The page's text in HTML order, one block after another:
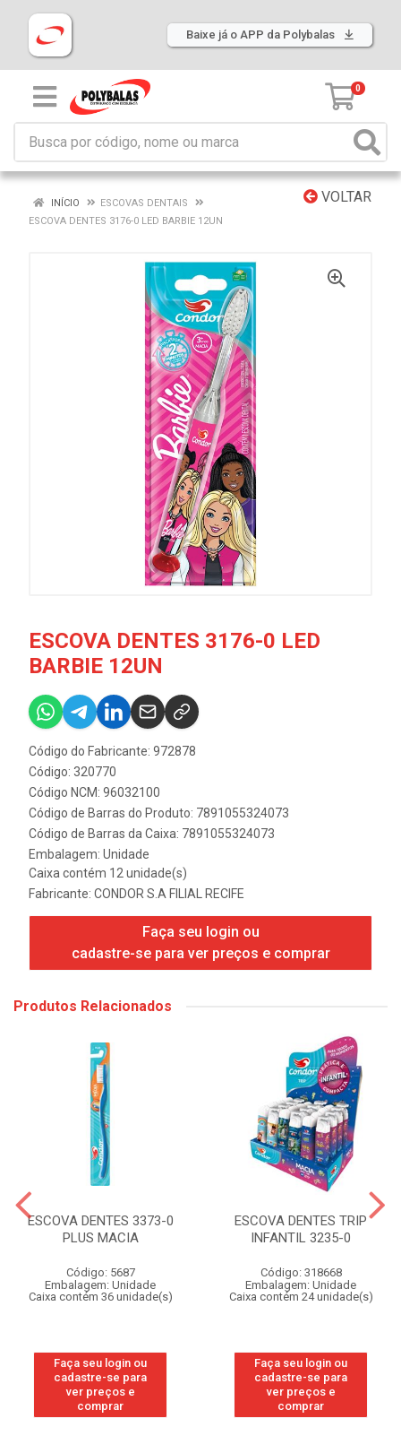
Baixe já o APP da Polybalas
0
VOLTAR
INÍCIO
ESCOVAS DENTAIS
ESCOVA DENTES 3176-0 LED BARBIE 12UN
ESCOVA DENTES 3176-0 LED
BARBIE 12UN
Código do Fabricante: 972878
Código: 320770
Código NCM: 96032100
Código de Barras do Produto: 7891055324073
Código de Barras da Caixa: 7891055324073
Embalagem: Unidade
Caixa contém 12 unidade(s)
Fabricante: CONDOR S.A FILIAL RECIFE
Faça seu login ou
cadastre-se para ver preços e comprar
Produtos Relacionados
ESCOVA DENTES 3373-0
PLUS MACIA
Código: 5687
Embalagem: Unidade
Caixa contém 36 unidade(s)
Faça seu login ou
cadastre-se para
ver preços e
comprar
ESCOVA DENTES TRIP
INFANTIL 3235-0
Código: 318668
Embalagem: Unidade
Caixa contém 24 unidade(s)
Faça seu login ou
cadastre-se para
ver preços e
comprar